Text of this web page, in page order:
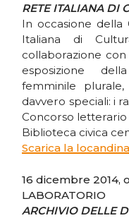
RETE ITALIANA DI
In occasione della
Italiana di
collaborazione con
esposizione
femminile plurale,
davvero speciali: i
Concorso letterario
Biblioteca civica
Scarica la locandina
16 dicembre 2014,
LABORATORIO
ARCHIVIO DELLE